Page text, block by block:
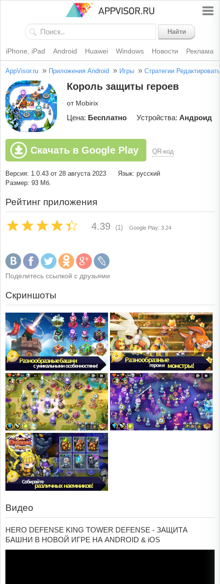
Найти
iPhone, iPad Android Huawei Windows Новости Реклама
AppVisor.ru » Приложения Android » Игры » Стратегии Редактировать
Король защиты героев
от Mobirix
Цена: Бесплатно Устройства: Андроид
Скачать в Google Play QR-код
Версия: 1.0.43 от 28 августа 2023
Язык: русский
Размер: 93 Мб.
Рейтинг приложения
4.39 (1) Google Play: 3.24
Поделитесь ссылкой с друзьями
Скриншоты
Видео
HERO DEFENSE KING TOWER DEFENSE - ЗАЩИТА
БАШНИ В НОВОЙ ИГРЕ НА ANDROID & iOS